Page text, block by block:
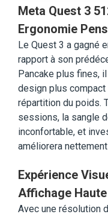
Meta Quest 3
Ergonomie
Le Quest 3 a gagné
rapport à son
Pancake plus fines,
design plus
répartition du poids.
sessions, la sangle
inconfortable, et
améliorera
Expérience
Affichage
Avec une résolution